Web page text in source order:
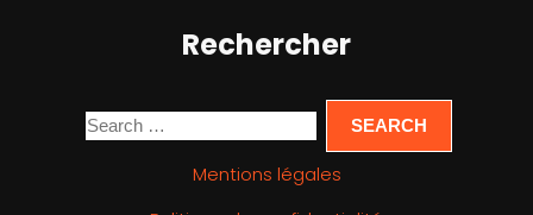
Rechercher
Mentions légales